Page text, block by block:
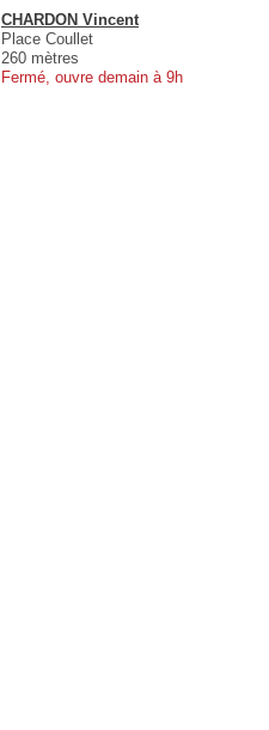
CHARDON Vincent
Place Coullet
260 mètres
Fermé, ouvre demain à 9h